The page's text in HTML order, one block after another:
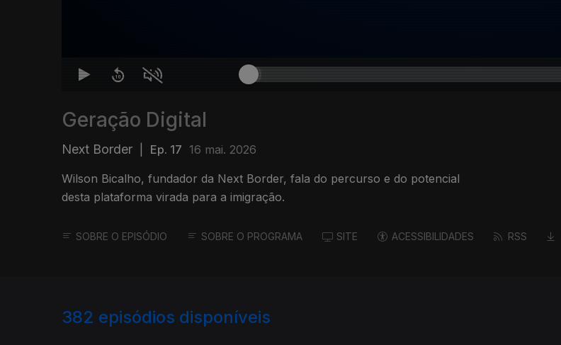
Geração Digital
Next Border Ep. 17 16 mai. 2026
Wilson Bicalho, fundador da Next Border, fala do percurso e do potencial
desta plataforma virada para a imigração.
SOBRE O EPISÓDIO SOBRE O PROGRAMA SITE ACESSIBILIDADES RSS
382 episódios disponíveis